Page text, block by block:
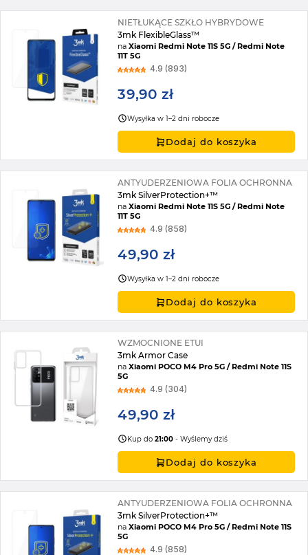
NIETŁUKĄCE SZKŁO HYBRYDOWE
3mk FlexibleGlass™
naXiaomi Redmi Note 11S 5G / Redmi Note
11T 5G
4.9 (893)
39,90 zł
Wysyłka w 1–2 dni robocze
Dodaj do koszyka
ANTYUDERZENIOWA FOLIA OCHRONNA
3mk SilverProtection+™
naXiaomi Redmi Note 11S 5G / Redmi Note
11T 5G
4.9 (858)
49,90 zł
Wysyłka w 1–2 dni robocze
Dodaj do koszyka
WZMOCNIONE ETUI
3mk Armor Case
naXiaomi POCO M4 Pro 5G / Redmi Note 11S
5G
4.9 (304)
49,90 zł
Kup do21:00 - Wyślemy dziś
Dodaj do koszyka
ANTYUDERZENIOWA FOLIA OCHRONNA
3mk SilverProtection+™
naXiaomi POCO M4 Pro 5G / Redmi Note 11S
5G
4.9 (858)